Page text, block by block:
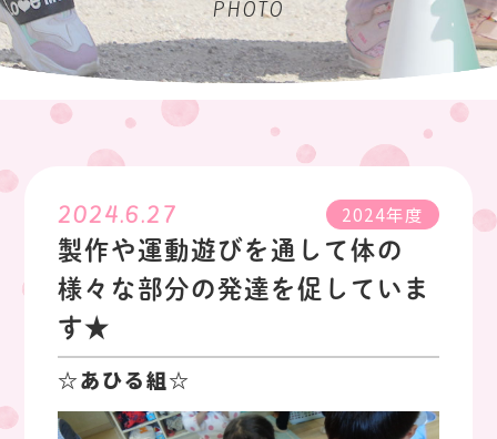
PHOTO
2024.6.27 2024年度
製作や運動遊びを通して体の
様々な部分の発達を促していま
す★
☆あひる組☆